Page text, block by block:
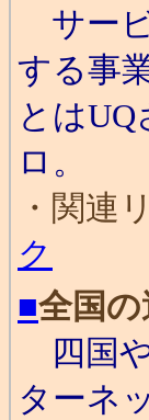
サー
する事
とは
ロ。
・関連
ク
■全国
四国
ターネ